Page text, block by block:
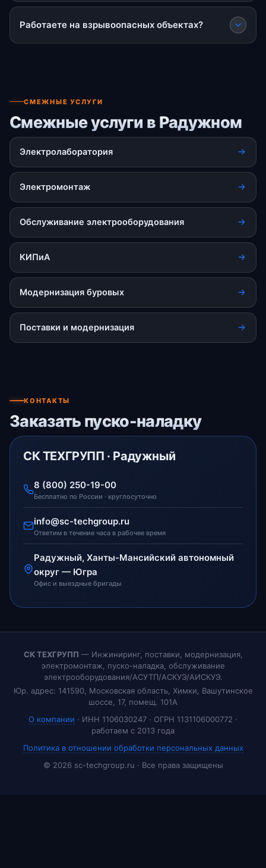
Работаете на взрывоопасных объектах?
СМЕЖНЫЕ УСЛУГИ
Смежные услуги в Радужном
Электролаборатория
Электромонтаж
Обслуживание электрооборудования
КИПиА
Модернизация буровых
Поставки и модернизация
КОНТАКТЫ
Заказать пуско-наладку
СК ТЕХГРУПП · Радужный
8 (800) 250-19-00
Бесплатно по России · круглосуточно
info@sc-techgroup.ru
Ответим в течение часа в рабочее время
Радужный, Ханты-Мансийский автономный
округ — Югра
Офис и выездные бригады
СК ТЕХГРУПП — Инжиниринг, поставки, модернизация,
электромонтаж, пуско-наладка, обслуживание
электрооборудования/АСУТП/АСКУЭ/АИСКУЭ.
Юр. адрес: 141590, Московская область, Химки, Вашутинское
шоссе, 17, помещ. 101А
О компании · ИНН 1106030247 · ОГРН 1131106000772 ·
работаем с 2013 года
Политика в отношении обработки персональных данных
© 2026 sc-techgroup.ru · Все права защищены